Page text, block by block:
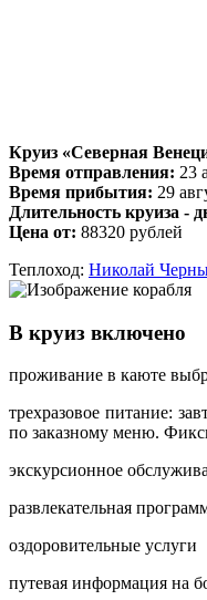
Круиз «Северная
Время отправления: 23
Время прибытия: 29
Длительность круиза -
Цена от: 88320 рублей
Теплоход: Николай
В круиз включено
проживание в каюте
трехразовое питание:
по заказному меню.
экскурсионное
развлекательная
оздоровительные услуги
путевая информация на